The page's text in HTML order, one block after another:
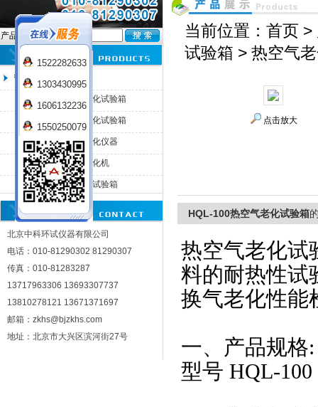
北京中科环试仪器有限公司
产品名:
热空气老化试验箱
HQL-100热空气老化试验箱
HQL-225热空气老化试验箱
HQL-500热空气老化仪器
HQL-800热空气老化机
HQL-010换气老化试验箱
北京中科环试仪器有限公司
电话：010-81290302 81290307
传真：010-81283287
13717963306 13693307737
13810278121 13671371697
邮箱：zkhs@bjzkhs.com
地址：北京市大兴区滨河街27号
当前位置： 首页 >
试验箱 > 热空气
点击放大
HQL-100热空气老化试验箱
热空气老化试
料的耐热性试
换气老化性能
一、产品规格:
型号 HQL-100
1522282633
1303430995
1606132236
1550250079